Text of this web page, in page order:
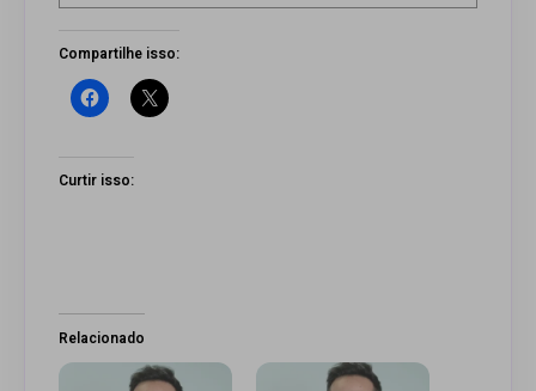
Compartilhe isso:
Curtir isso:
Relacionado